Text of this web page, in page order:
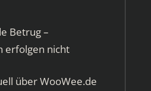
Betrug –
erfolgen nicht
über WooWee.de